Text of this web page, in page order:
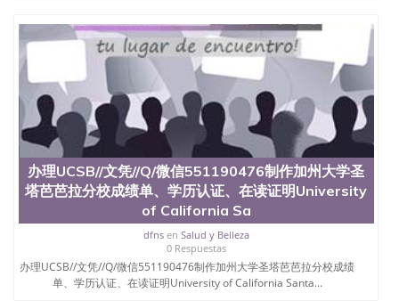
University）圣何塞州立大学结业证（San Jose State
University）圣何塞州立大学结业证（San Jose State
University）圣何塞州立大学学位证（San Jose State
University）圣何塞州立大学学位证（San Jose State
University）圣何塞州立大学学历证书（San Jose
State University）圣何塞州立大学学历证书（San
Jose State University）圣何塞州立大学学历证书
（San Jose State University）澳洲读书未毕业找人做
文凭学位qq微信551190476澳洲读CQU中央昆士兰大
学学历 绩单购买学位证书/澳洲读本科硕士做文凭/购
买澳洲大学毕业证成绩单假文凭学历
offieUniversityofSouthernQueensland 澳洲读书未毕
业找人做文凭学位qq微信551190476澳洲读CQU中央
昆士兰大学学历成绩单购买学位证书/澳洲读本科硕
士做文凭/购买澳洲大学毕业证成绩单假文凭学历购
买加州大学戴维斯分校文凭Q/微信551190476改UCD
成绩单、学历认证、留信认证、大使馆认证、在读证
办理UCSB//文凭//Q/微信551190476制作加州大学圣
塔芭芭拉分校成绩单、学历认证、在读证明University
of California Sa
dfnsen Salud y Belleza
0 Respuestas
办理UCSB//文凭//Q/微信551190476制作加州大学圣塔芭芭拉分校成绩
单、学历认证、在读证明University of California Santa...